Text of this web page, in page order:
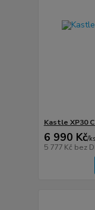
Kastle XP30
6 990 Kč/ks
5 777 Kč bez